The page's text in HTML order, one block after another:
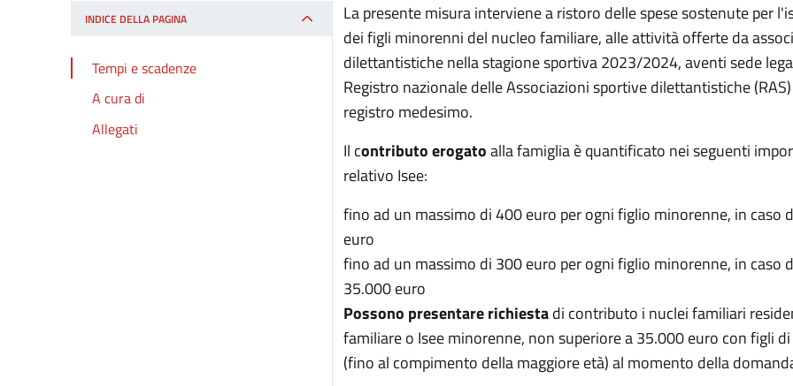
INDICE DELLA PAGINA
Tempi e scadenze
A cura di
Allegati
La presente misura interviene a ristoro delle spese sostenute per
dei figli minorenni del nucleo familiare, alle attività offerte da
dilettantistiche nella stagione sportiva 2023/2024, aventi sede
Registro nazionale delle Associazioni sportive dilettantistiche
registro medesimo.
Il contributo erogatoalla famiglia è quantificato nei seguenti
relativo Isee:
fino ad un massimo di 400 euro per ogni figlio minorenne, in caso
euro
fino ad un massimo di 300 euro per ogni figlio minorenne, in caso
35.000 euro
Possono presentare richiestadi contributo i nuclei familiari
familiare o Isee minorenne, non superiore a 35.000 euro con figli
(fino al compimento della maggiore età) al momento della